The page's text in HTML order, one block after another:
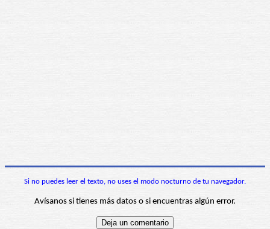
Si no puedes leer el texto, no uses el modo nocturno de tu navegador.
Avísanos si tienes más datos o si encuentras algún error.